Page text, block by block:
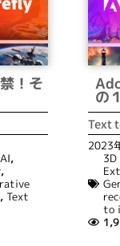
！そ
AI,
,
, Text
の１
Text
2023
to